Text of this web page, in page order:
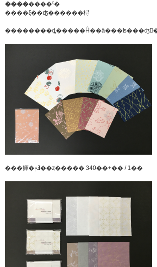
��������ˤ�
����ξ��ʤ������桪
���餫�ߥݥ��ȥ����� 340��+�� / 1��